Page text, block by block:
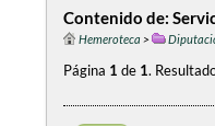
Contenido de:
Hemeroteca >
Página 1 de 1.